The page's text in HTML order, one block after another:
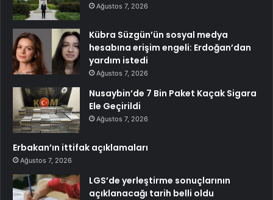
Ağustos 7, 2026
Kübra Süzgün’ün sosyal medya
hesabına erişim engeli: Erdoğan’dan
yardım istedi
Ağustos 7, 2026
Nusaybin’de 7 Bin Paket Kaçak Sigara
Ele Geçirildi
Ağustos 7, 2026
Erbakan’ın ittifak açıklamaları
Ağustos 7, 2026
LGS’de yerleştirme sonuçlarının
açıklanacağı tarih belli oldu